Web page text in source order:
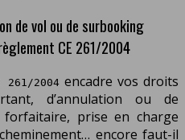
de vol ou de surbooking
CE 261/2004
261/2004encadre vos droits
d’annulation ou de
prise en charge
encore faut-il